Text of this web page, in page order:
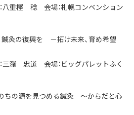
：八重樫 稔 会場：札幌コンベンション
灸の復興を －拓け未来、育め希望
三潴 忠道 会場：ビッグパレットふく
ちの源を見つめる鍼灸 ～からだと心